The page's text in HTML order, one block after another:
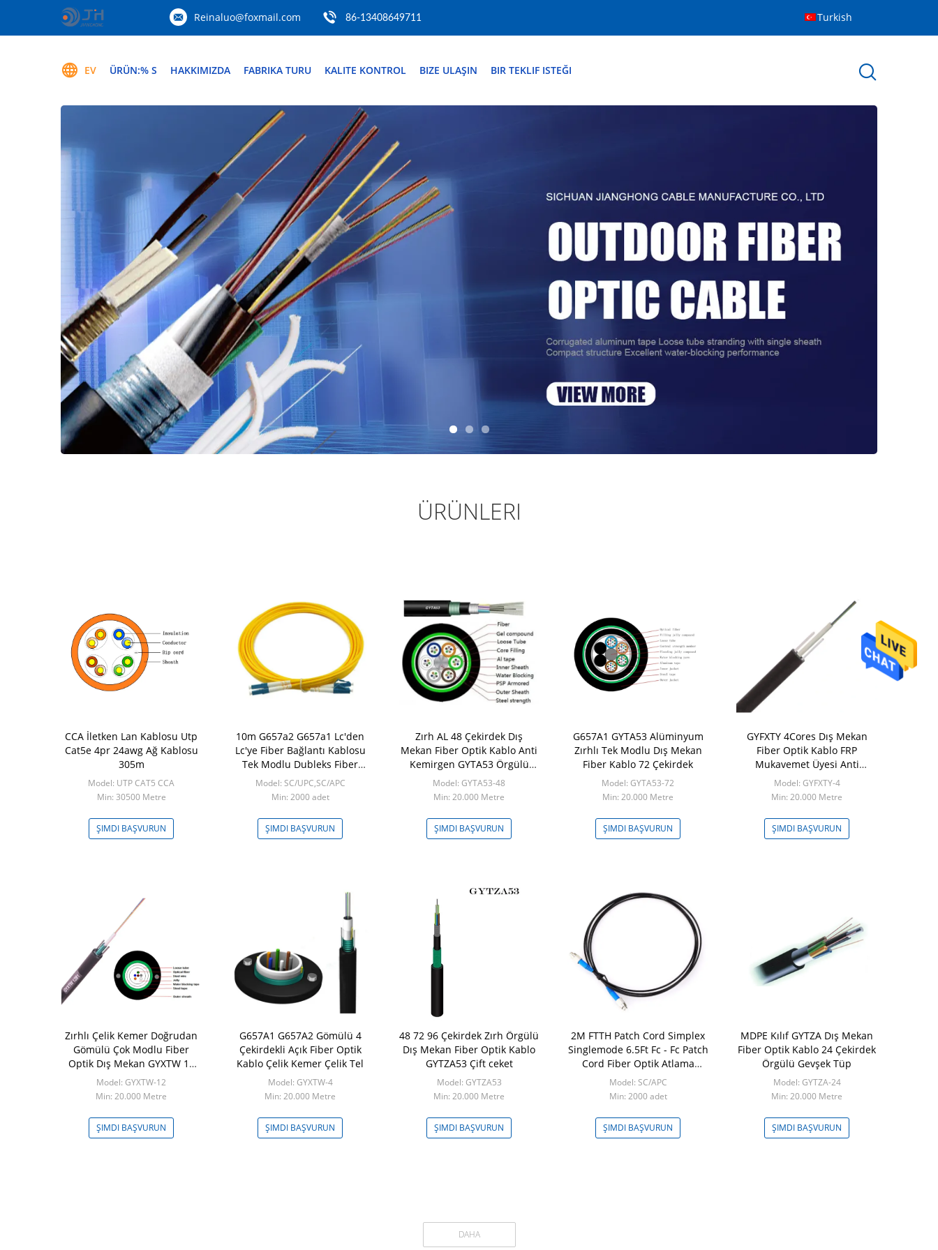
Reinaluo@foxmail.com 86-13408649711 Turkish
EV ÜRÜN:% S HAKKIMIZDA FABRIKA TURU KALITE KONTROL BIZE ULAŞIN BIR TEKLIF ISTEĞI
ÜRÜNLERI
CCA İletken Lan Kablosu Utp
Cat5e 4pr 24awg Ağ Kablosu
305m
Model: UTP CAT5 CCA
Min: 30500 Metre
ŞIMDI BAŞVURUN
10m G657a2 G657a1 Lc'den
Lc'ye Fiber Bağlantı Kablosu
Tek Modlu Dubleks Fiber
Jumper
Model: SC/UPC,SC/APC
Min: 2000 adet
ŞIMDI BAŞVURUN
Zırh AL 48 Çekirdek Dış
Mekan Fiber Optik Kablo Anti
Kemirgen GYTA53 Örgülü
Kablo
Model: GYTA53-48
Min: 20.000 Metre
ŞIMDI BAŞVURUN
G657A1 GYTA53 Alüminyum
Zırhlı Tek Modlu Dış Mekan
Fiber Kablo 72 Çekirdek
Model: GYTA53-72
Min: 20.000 Metre
ŞIMDI BAŞVURUN
GYFXTY 4Cores Dış Mekan
Fiber Optik Kablo FRP
Mukavemet Üyesi Anti
Kemirgen Kablo
Model: GYFXTY-4
Min: 20.000 Metre
ŞIMDI BAŞVURUN
Zırhlı Çelik Kemer Doğrudan
Gömülü Çok Modlu Fiber
Optik Dış Mekan GYXTW 12
Çekirdek G652D
Model: GYXTW-12
Min: 20.000 Metre
ŞIMDI BAŞVURUN
G657A1 G657A2 Gömülü 4
Çekirdekli Açık Fiber Optik
Kablo Çelik Kemer Çelik Tel
Model: GYXTW-4
Min: 20.000 Metre
ŞIMDI BAŞVURUN
48 72 96 Çekirdek Zırh Örgülü
Dış Mekan Fiber Optik Kablo
GYTZA53 Çift ceket
Model: GYTZA53
Min: 20.000 Metre
ŞIMDI BAŞVURUN
2M FTTH Patch Cord Simplex
Singlemode 6.5Ft Fc - Fc Patch
Cord Fiber Optik Atlama
Kablosu
Model: SC/APC
Min: 2000 adet
ŞIMDI BAŞVURUN
MDPE Kılıf GYTZA Dış Mekan
Fiber Optik Kablo 24 Çekirdek
Örgülü Gevşek Tüp
Model: GYTZA-24
Min: 20.000 Metre
ŞIMDI BAŞVURUN
DAHA